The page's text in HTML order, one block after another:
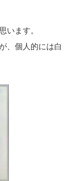
います。
、個人的には白